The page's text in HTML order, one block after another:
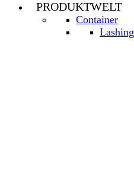
PRODUKTWELT
Container
Lashing